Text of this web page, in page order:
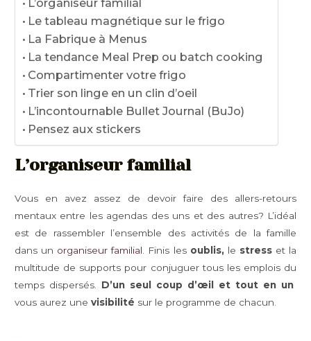
Le tableau magnétique sur le frigo
La Fabrique à Menus
La tendance Meal Prep ou batch cooking
Compartimenter votre frigo
Trier son linge en un clin d’oeil
L’incontournable Bullet Journal (BuJo)
Pensez aux stickers
L’organiseur familial
Vous en avez assez de devoir faire des allers-retours
mentaux entre les agendas des uns et des autres? L’idéal
est de rassembler l’ensemble des activités de la famille
dans un organiseur familial. Finis les oublis, le stresset la
multitude de supports pour conjuguer tous les emplois du
temps dispersés. D’un seul coup d’œil et tout en un
vous aurez unevisibilité sur le programme de chacun.